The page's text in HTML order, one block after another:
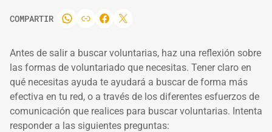
COMPARTIR
Antes de salir a buscar voluntarias, haz una reflexión sobre
las formas de voluntariado que necesitas. Tener claro en
qué necesitas ayuda te ayudará a buscar de forma más
efectiva en tu red, o a través de los diferentes esfuerzos de
comunicación que realices para buscar voluntarias. Intenta
responder a las siguientes preguntas: